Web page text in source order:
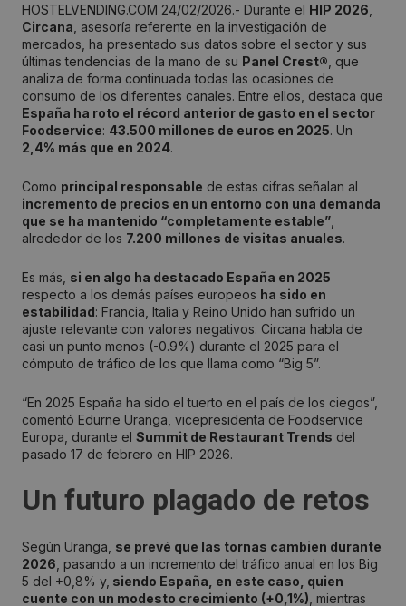
HOSTELVENDING.COM 24/02/2026.- Durante el HIP 2026
Circana , asesoría referente en la investigación de
mercados, ha presentado sus datos sobre el sector y sus
últimas tendencias de la mano de su Panel Crest® , que
analiza de forma continuada todas las ocasiones de
consumo de los diferentes canales. Entre ellos, destaca que
España ha roto el récord anterior de gasto en el sector
Foodservice: 43.500 millones de euros en 2025. Un
2,4% más que en 2024.
Como principal responsable de estas cifras señalan al
incremento de precios en un entorno con una demanda
que se ha mantenido “completamente estable”
alrededor de los 7.200 millones de visitas anuales.
Es más, si en algo ha destacado España en 2025
respecto a los demás países europeos ha sido en
estabilidad: Francia, Italia y Reino Unido han sufrido un
ajuste relevante con valores negativos. Circana habla de
casi un punto menos (-0.9%) durante el 2025 para el
cómputo de tráfico de los que llama como “Big 5”.
“En 2025 España ha sido el tuerto en el país de los ciegos”,
comentó Edurne Uranga, vicepresidenta de Foodservice
Europa, durante el Summit de Restaurant Trends del
pasado 17 de febrero en HIP 2026.
Un futuro plagado de retos
Según Uranga, se prevé que las tornas cambien durante
2026 , pasando a un incremento del tráfico anual en los Big
5 del +0,8% y, siendo España, en este caso, quien
cuente con un modesto crecimiento (+0,1%) , mientras